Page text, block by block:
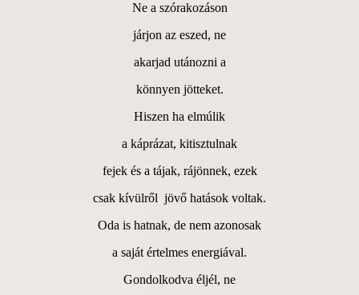
Ne a szórakozáson
járjon az eszed, ne
akarjad utánozni a
könnyen jötteket.
Hiszen ha elmúlik
a káprázat, kitisztulnak
fejek és a tájak, rájönnek, ezek
csak kívülről jövő hatások voltak.
Oda is hatnak, de nem azonosak
a saját értelmes energiával.
Gondolkodva éljél, ne